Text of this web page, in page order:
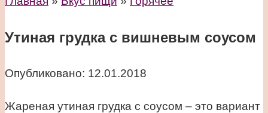
Утиная грудка с вишневым соусом
Опубликовано: 12.01.2018
Жареная утиная грудка с соусом – это вариант